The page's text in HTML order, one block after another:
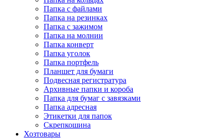
Папка с файлами
Папка на резинках
Папка с зажимом
Папка на молнии
Папка конверт
Папка уголок
Папка портфель
Планшет для бумаги
Подвесная регистратура
Архивные папки и короба
Папка для бумаг с завязками
Папка адресная
Этикетки для папок
Скрепкошина
Хозтовары